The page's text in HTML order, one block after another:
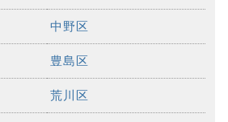
中野区
豊島区
荒川区